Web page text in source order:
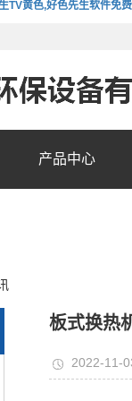
TV黄色,好色先生软件免费
产品中心
板式换
2022-11-